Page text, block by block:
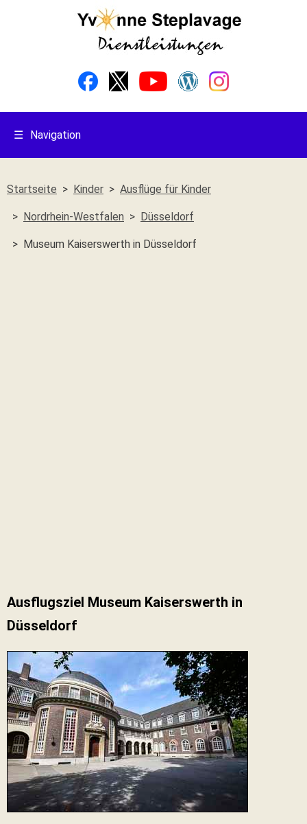
☰ Navigation
Startseite Kinder Ausflüge für Kinder
Nordrhein-Westfalen Düsseldorf
Museum Kaiserswerth in Düsseldorf
Ausflugsziel Museum Kaiserswerth in
Düsseldorf